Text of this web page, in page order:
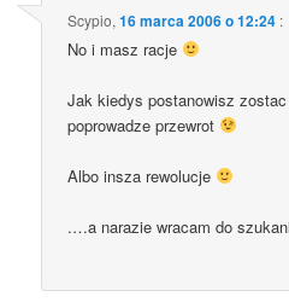
Scypio,16 marca 2006 o 12:24 :
No i masz racje
Jak kie­dys posta­no­wisz
popro­wa­dze przewrot
Albo insza rewolucje
.…a nara­zie wra­cam do